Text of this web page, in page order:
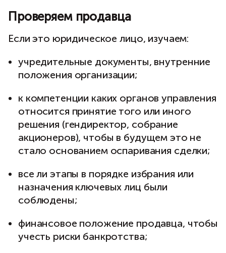
Проверяем продавца
Если это юридическое лицо, изучаем:
учредительные документы, внутренние
положения организации;
к компетенции каких органов управления
относится принятие того или иного
решения (гендиректор, собрание
акционеров), чтобы в будущем это не
стало основанием оспаривания сделки;
все ли этапы в порядке избрания или
назначения ключевых лиц были
соблюдены;
финансовое положение продавца, чтобы
учесть риски банкротства;